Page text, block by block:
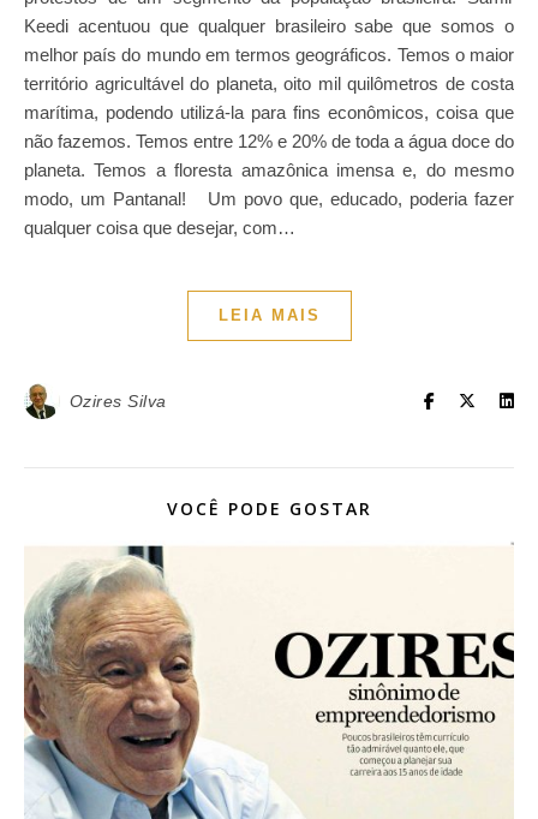
Keedi acentuou que qualquer brasileiro sabe que somos o
melhor país do mundo em termos geográficos. Temos o maior
território agricultável do planeta, oito mil quilômetros de costa
marítima, podendo utilizá-la para fins econômicos, coisa que
não fazemos. Temos entre 12% e 20% de toda a água doce do
planeta. Temos a floresta amazônica imensa e, do mesmo
modo, um Pantanal! Um povo que, educado, poderia fazer
qualquer coisa que desejar, com…
LEIA MAIS
Ozires Silva
VOCÊ PODE GOSTAR